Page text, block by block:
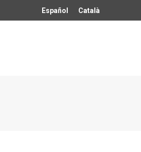
Español Català